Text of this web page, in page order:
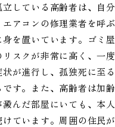
している高齢者は、自
アコンの修理業者を呼
を置いています。ゴミ
スクが非常に高く、一
が進行し、孤独死に至
す。また、高齢者は加
んだ部屋にいても、本
ています。周囲の住民